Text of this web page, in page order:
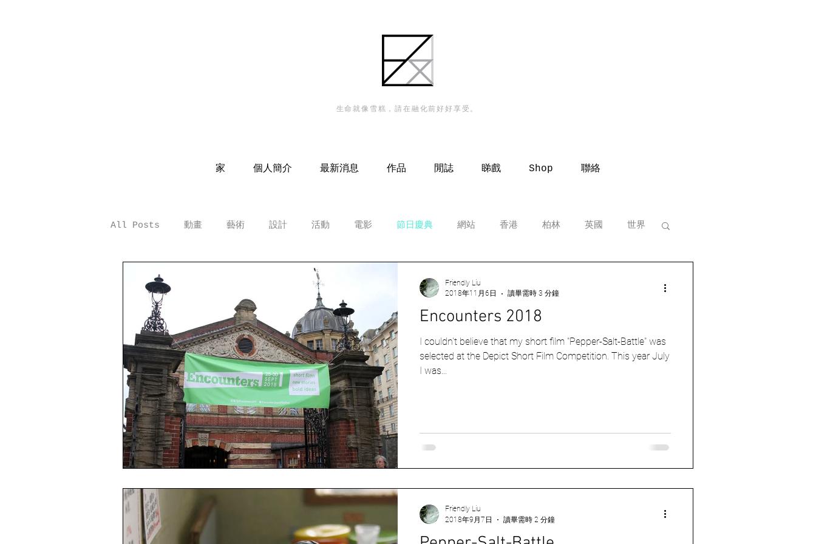
生命就像雪糕，請在融化前好好享受。
家 個人簡介 最新消息 作品 閒誌 睇戲 Shop 聯絡
All Posts 動畫 藝術 設計 活動 電影 節日慶典 網站 香港 柏林 英國 世界
Encounters 2018
I couldn't believe that my short film "Pepper-Salt-Battle" was
selected at the Depict Short Film Competition. This year July
I was...
Friendly Liu
2018年11月6日
讀畢需時 3 分鐘
Friendly Liu
2018年9月7日
讀畢需時 2 分鐘